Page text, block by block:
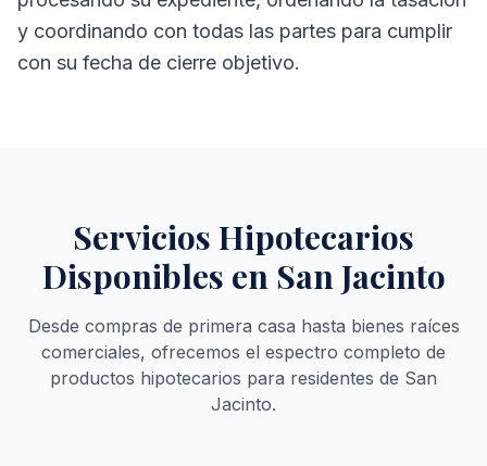
y coordinando con todas las partes para cumplir
con su fecha de cierre objetivo.
Servicios Hipotecarios
Disponibles en San Jacinto
Desde compras de primera casa hasta bienes raíces
comerciales, ofrecemos el espectro completo de
productos hipotecarios para residentes de San
Jacinto.